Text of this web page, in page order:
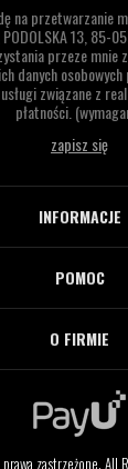
na przetwarzanie
PODOLSKA 13, 85-
przeze mnie
danych
związane z
płatności.
INFORMACJE
POMOC
O FIRMIE
zastrzeżone. All